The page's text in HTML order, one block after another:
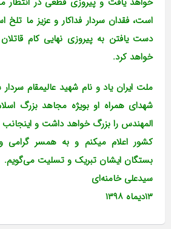
است، فقدان سردار فداکار و عزیز ما تلخ
دست یافتن به پیروزی نهایی کام قاتلان
خواهد کرد.
ملت ایران یاد و نام شهید عالیمقام
شهدای همراه او بویژه مجاهد بزرگ
المهندس را بزرگ خواهد داشت و
کشور اعلام میکنم و به همسر گرامی و
بستگان ایشان تبریک و تسلیت می‌گویم.
سیدعلی خامنه‌ای
۱۳دیماه ۱۳۹۸